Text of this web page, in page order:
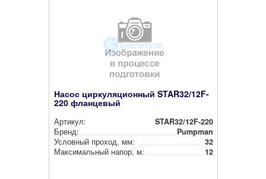
Насос циркуляционный STAR32/12F-
220 фланцевый
Артикул:
STAR32/12F-220
Бренд:
Pumpman
Условный проход, мм:
32
Мак­си­маль­ный напор, м:
12